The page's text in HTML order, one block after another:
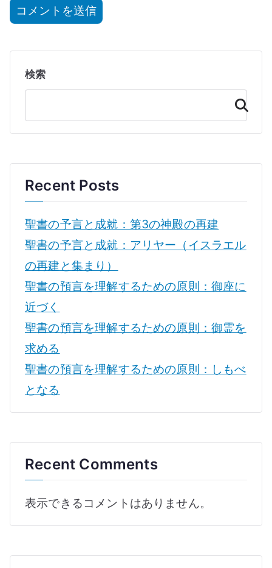
検索
検
索
Recent Posts
聖書の予言と成就：第3の神殿の再建
聖書の予言と成就：アリヤー（イスラエル
の再建と集まり）
聖書の預言を理解するための原則：御座に
近づく
聖書の預言を理解するための原則：御霊を
求める
聖書の預言を理解するための原則：しもべ
となる
Recent Comments
表示できるコメントはありません。